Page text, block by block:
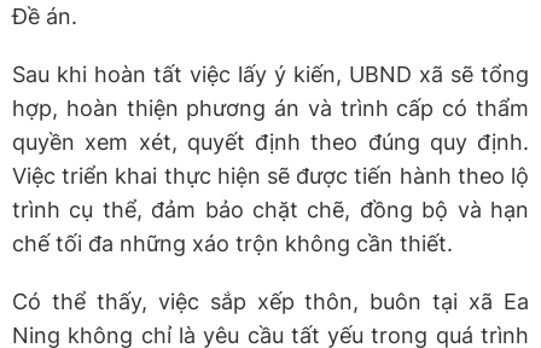
Đề án.
Sau khi hoàn tất việc lấy ý kiến, UBND xã sẽ tổng
hợp, hoàn thiện phương án và trình cấp có thẩm
quyền xem xét, quyết định theo đúng quy định.
Việc triển khai thực hiện sẽ được tiến hành theo lộ
trình cụ thể, đảm bảo chặt chẽ, đồng bộ và hạn
chế tối đa những xáo trộn không cần thiết.
Có thể thấy, việc sắp xếp thôn, buôn tại xã Ea
Ning không chỉ là yêu cầu tất yếu trong quá trình